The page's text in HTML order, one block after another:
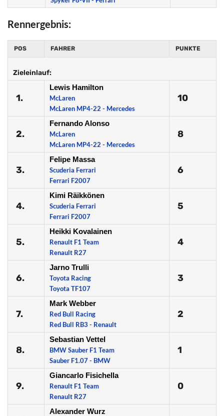
Rennergebnis:
POS FAHRER PUNKTE
Zieleinlauf:
1.
Lewis Hamilton
McLaren
McLaren MP4-22 - Mercedes
10
2.
Fernando Alonso
McLaren
McLaren MP4-22 - Mercedes
8
3.
Felipe Massa
Scuderia Ferrari
Ferrari F2007
6
4.
Kimi Räikkönen
Scuderia Ferrari
Ferrari F2007
5
5.
Heikki Kovalainen
Renault F1 Team
Renault R27
4
6.
Jarno Trulli
Toyota Racing
Toyota TF107
3
7.
Mark Webber
Red Bull Racing
Red Bull RB3 - Renault
2
8.
Sebastian Vettel
BMW Sauber F1 Team
Sauber F1.07 - BMW
1
9.
Giancarlo Fisichella
Renault F1 Team
Renault R27
0
Alexander Wurz